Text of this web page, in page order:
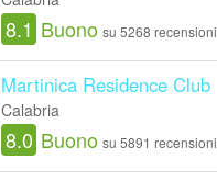
8.1 Buono su 5268 recensioni
Martinica Residence Club
Calabria
8.0 Buono su 5891 recensioni